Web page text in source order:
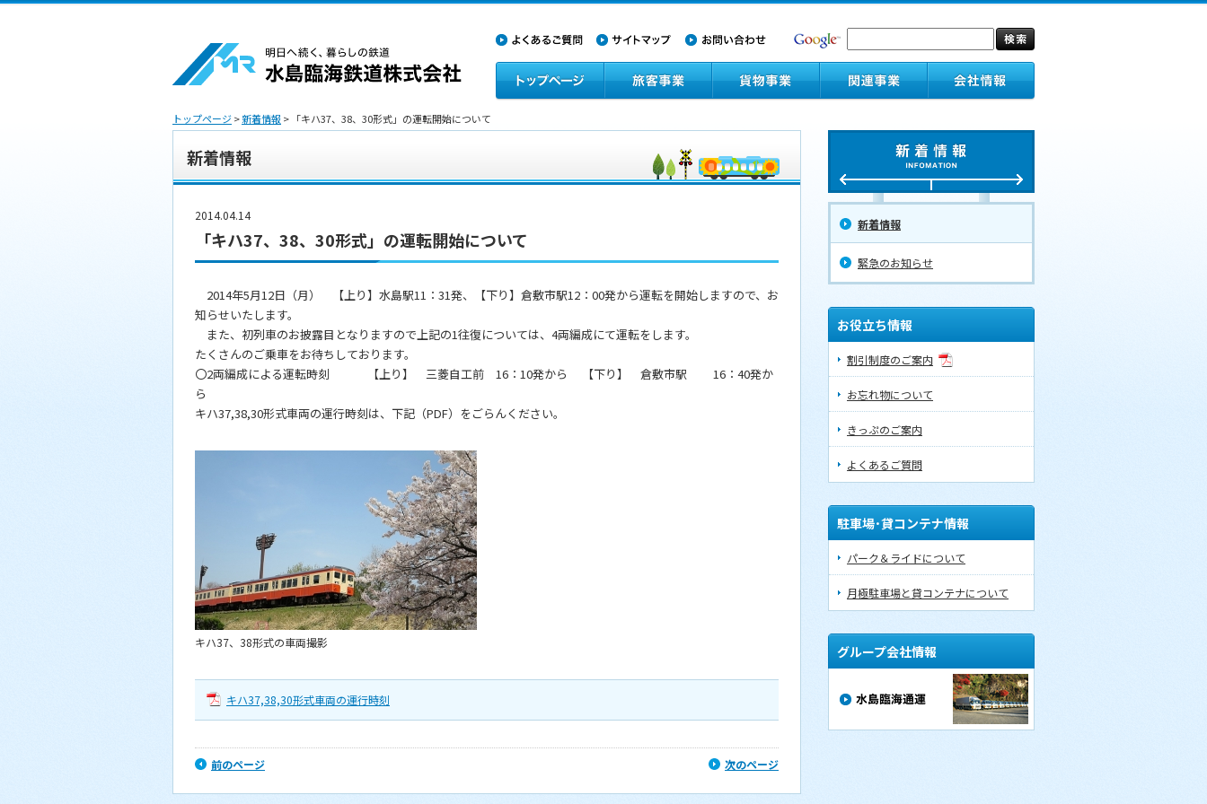
トップページ>新着情報> 「キハ37、38、30形式」の運転開始について
新着情報
2014.04.14
「キハ37、38、30形式」の運転開始について
2014年5月12日（月） 【上り】水島駅11：31発、【下り】倉敷市駅12：00発から運転を開始しますので、お
知らせいたします。
また、初列車のお披露目となりますので上記の1往復については、4両編成にて運転をします。
たくさんのご乗車をお待ちしております。
〇2両編成による運転時刻 【上り】 三菱自工前 16：10発から 【下り】 倉敷市駅 16：40発か
ら
キハ37,38,30形式車両の運行時刻は、下記（PDF）をごらんください。
キハ37、38形式の車両撮影
キハ37,38,30形式車両の運行時刻
前のページ 次のページ
新着情報
緊急のお知らせ
お役立ち情報
割引制度のご案内
お忘れ物について
きっぷのご案内
よくあるご質問
駐車場･貸コンテナ情報
パーク＆ライドについて
月極駐車場と貸コンテナについて
グループ会社情報